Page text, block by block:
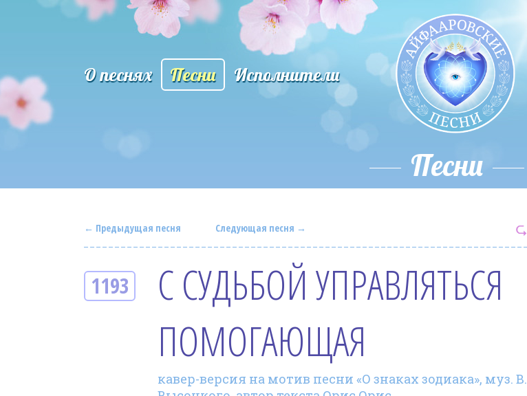
О песнях Песни Исполнители
Песни
← Предыдущая песня Следующая песня →
1193
С СУДЬБОЙ УПРАВЛЯТЬСЯ
ПОМОГАЮЩАЯ
кавер-версия на мотив песни «О знаках зодиака», муз. В.